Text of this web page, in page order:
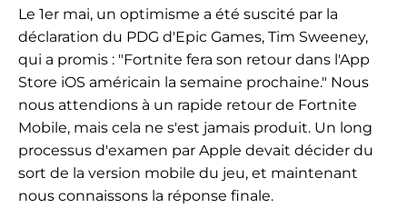
Le 1er mai, un optimisme a été suscité par la
déclaration du PDG d'Epic Games, Tim Sweeney,
qui a promis : "Fortnite fera son retour dans l'App
Store iOS américain la semaine prochaine." Nous
nous attendions à un rapide retour de Fortnite
Mobile, mais cela ne s'est jamais produit. Un long
processus d'examen par Apple devait décider du
sort de la version mobile du jeu, et maintenant
nous connaissons la réponse finale.